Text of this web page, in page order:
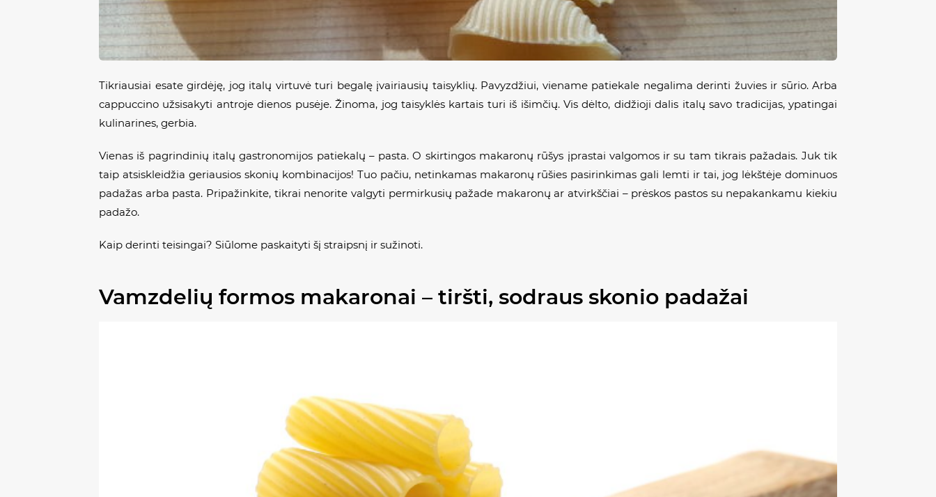
Tikriausiai esate girdėję, jog italų virtuvė turi begalę įvairiausių taisyklių. Pavyzdžiui, viename patiekale negalima derinti žuvies ir sūrio. Arba
cappuccino užsisakyti antroje dienos pusėje. Žinoma, jog taisyklės kartais turi iš išimčių. Vis dėlto, didžioji dalis italų savo tradicijas, ypatingai
kulinarines, gerbia.
Vienas iš pagrindinių italų gastronomijos patiekalų – pasta. O skirtingos makaronų rūšys įprastai valgomos ir su tam tikrais pažadais. Juk tik
taip atsiskleidžia geriausios skonių kombinacijos! Tuo pačiu, netinkamas makaronų rūšies pasirinkimas gali lemti ir tai, jog lėkštėje dominuos
padažas arba pasta. Pripažinkite, tikrai nenorite valgyti permirkusių pažade makaronų ar atvirkščiai – prėskos pastos su nepakankamu kiekiu
padažo.
Kaip derinti teisingai? Siūlome paskaityti šį straipsnį ir sužinoti.
Vamzdelių formos makaronai – tiršti, sodraus skonio padažai